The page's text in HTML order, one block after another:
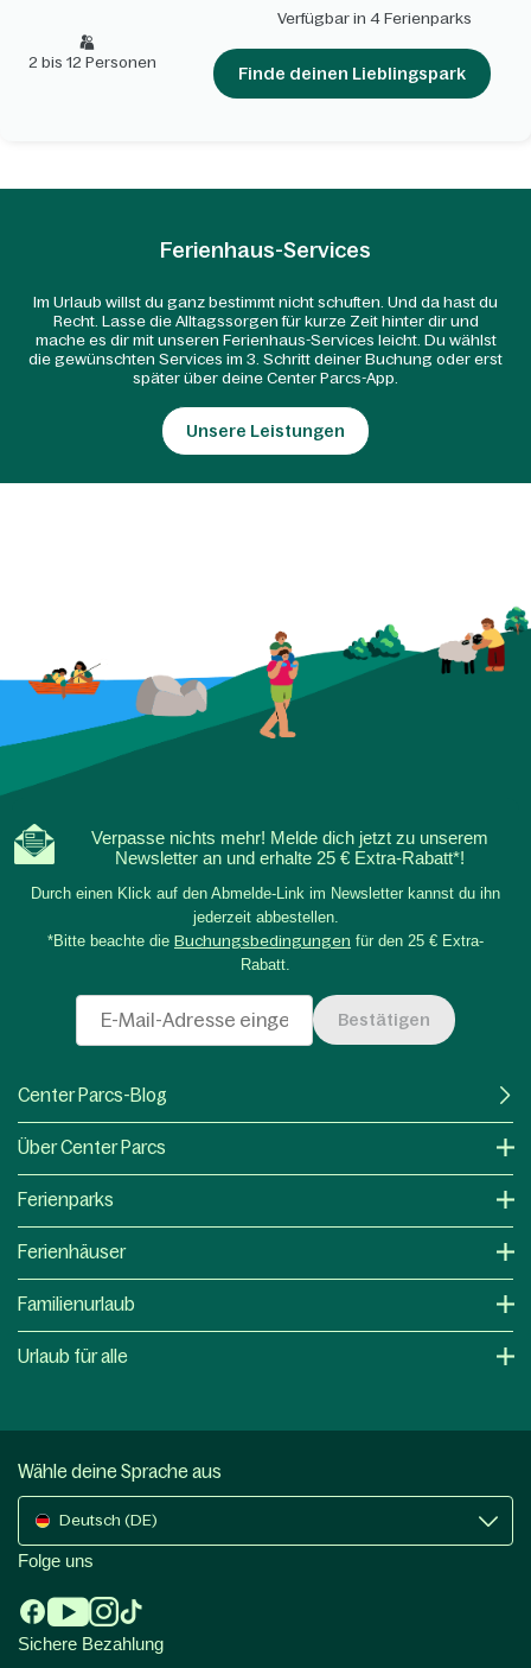
2 bis 12 Personen
Verfügbar in 4 Ferienparks
Finde deinen Lieblingspark
Ferienhaus-Services
Im Urlaub willst du ganz bestimmt nicht schuften. Und da hast du
Recht. Lasse die Alltagssorgen für kurze Zeit hinter dir und
mache es dir mit unseren Ferienhaus-Services leicht. Du wählst
die gewünschten Services im 3. Schritt deiner Buchung oder erst
später über deine Center Parcs-App.
Unsere Leistungen
Verpasse nichts mehr! Melde dich jetzt zu unserem
Newsletter an und erhalte 25 € Extra-Rabatt*!
Durch einen Klick auf den Abmelde-Link im Newsletter kannst du ihn
jederzeit abbestellen.
*Bitte beachte die Buchungsbedingungen für den 25 € Extra-
Rabatt.
Bestätigen
Center Parcs-Blog
Über Center Parcs
Ferienparks
Ferienhäuser
Familienurlaub
Urlaub für alle
Wähle deine Sprache aus
Deutsch (DE)
Folge uns
Sichere Bezahlung